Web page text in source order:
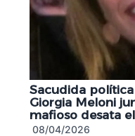
Sacudida
Giorgia Meloni
mafioso desata
08/04/2026